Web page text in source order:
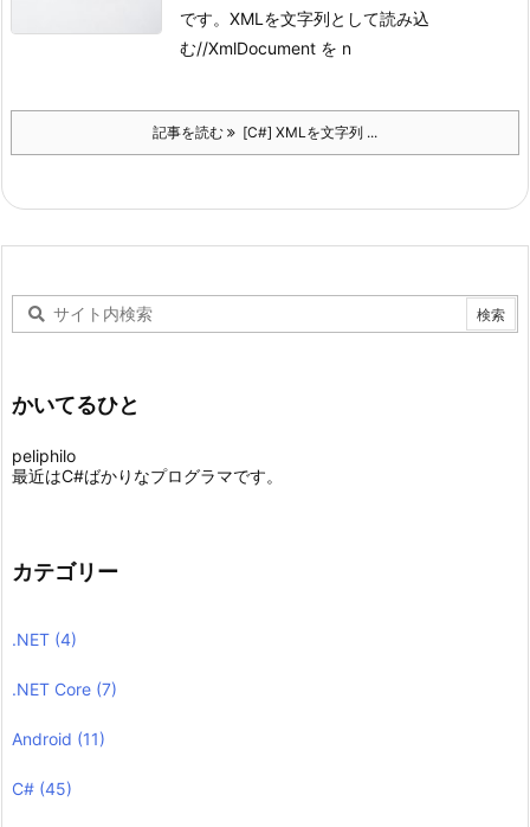
です。 XMLを文字列として読み込
む//XmlDocument を n
記事を読む [C#] XMLを文字列 ...
かいてるひと
peliphilo
最近はC#ばかりなプログラマです。
カテゴリー
.NET (4)
.NET Core (7)
Android (11)
C# (45)